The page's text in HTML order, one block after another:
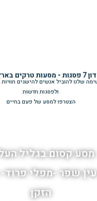
בארץ ובעולם
שלנו להוביל אנשים להישגים חוויות
ולפסגות חדשות
הצטרפו למסע של פעם בחיים
מסע קסום בגליל
עין שפר -מפלי פרוד-
הזקן